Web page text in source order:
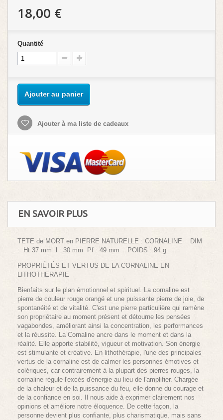
18,00 €
Quantité
Ajouter au panier
Ajouter à ma liste de cadeaux
EN SAVOIR PLUS
TETE de MORT en PIERRE NATURELLE : CORNALINE DIM
: Ht 37 mm l : 30 mm Pf : 49 mm POIDS : 94 g
PROPRIÉTÉS ET VERTUS DE LA CORNALINE EN
LITHOTHERAPIE
Bienfaits sur le plan émotionnel et spirituel. La cornaline est
pierre de couleur rouge orangé et une puissante pierre de joie, de
spontanéité et de vitalité. C'est une pierre particulière qui ramène
son propriétaire au moment présent et détourne les pensées
vagabondes, améliorant ainsi la concentration, les performances
et la réussite. La Cornaline ancre dans le moment et dans la
réalité. Elle apporte stabilité, vigueur et motivation. Son énergie
est stimulante et créative. En lithothérapie, l'une des principales
vertus de la cornaline est de calmer les personnes émotives et
colériques, car contrairement à la plupart des pierres rouges, la
cornaline régule l'excès d'énergie au lieu de l'amplifier. Chargée
de la chaleur et de la puissance du feu, elle donne du courage et
de la confiance en soi. Il nous aide à exprimer clairement nos
opinions et améliore notre éloquence. De cette façon, la
personne devient plus confiante, plus charismatique, mais sans